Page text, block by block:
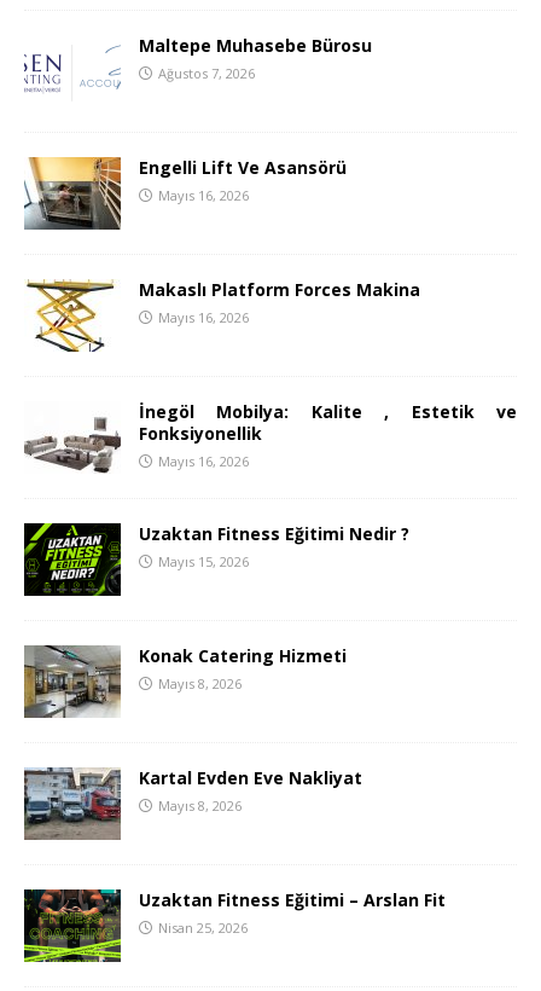
Maltepe Muhasebe Bürosu
Ağustos 7, 2026
Engelli Lift Ve Asansörü
Mayıs 16, 2026
Makaslı Platform Forces Makina
Mayıs 16, 2026
İnegöl Mobilya: Kalite , Estetik ve
Fonksiyonellik
Mayıs 16, 2026
Uzaktan Fitness Eğitimi Nedir ?
Mayıs 15, 2026
Konak Catering Hizmeti
Mayıs 8, 2026
Kartal Evden Eve Nakliyat
Mayıs 8, 2026
Uzaktan Fitness Eğitimi – Arslan Fit
Nisan 25, 2026